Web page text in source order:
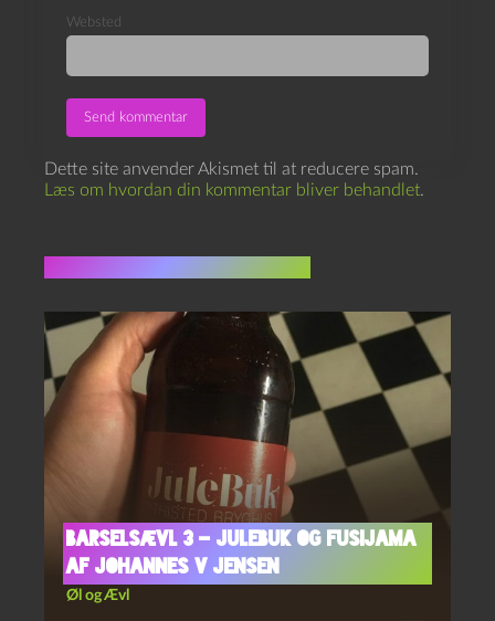
Websted
Dette site anvender Akismet til at reducere spam.
Læs om hvordan din kommentar bliver behandlet.
Barselsævl 3 – Julebuk og Fusijama
af Johannes V Jensen
Øl og Ævl